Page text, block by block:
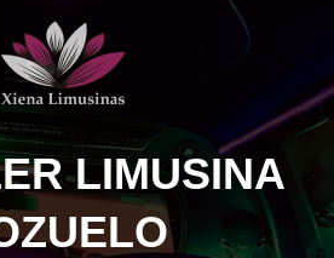
LIMUSINA